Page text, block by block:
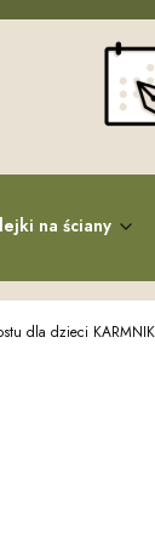
na ściany
dla dzieci KARMNIK